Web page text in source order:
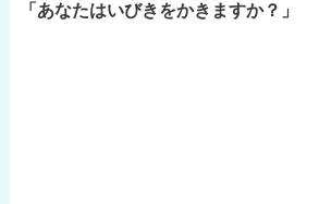
「あなたはいびきをかきますか？」